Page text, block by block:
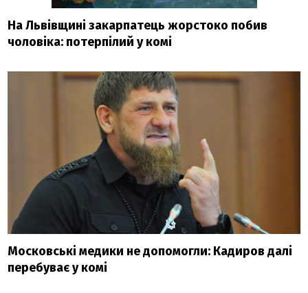
На Львівщині закарпатець жорстоко побив
чоловіка: потерпілий у комі
Московські медики не допомогли: Кадиров далі
перебуває у комі